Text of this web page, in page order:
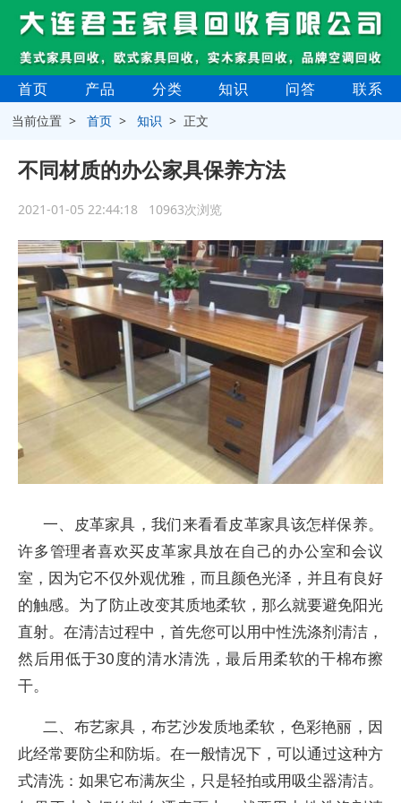
首页 产品 分类 知识 问答 联系
当前位置 >首页 >知识 > 正文
不同材质的办公家具保养方法
2021-01-05 22:44:18 10963次浏览
一、皮革家具，我们来看看皮革家具该怎样保养。
许多管理者喜欢买皮革家具放在自己的办公室和会议
室，因为它不仅外观优雅，而且颜色光泽，并且有良好
的触感。为了防止改变其质地柔软，那么就要避免阳光
直射。在清洁过程中，首先您可以用中性洗涤剂清洁，
然后用低于30度的清水清洗，最后用柔软的干棉布擦
干。
二、布艺家具，布艺沙发质地柔软，色彩艳丽，因
此经常要防尘和防垢。在一般情况下，可以通过这种方
式清洗：如果它布满灰尘，只是轻拍或用吸尘器清洁。